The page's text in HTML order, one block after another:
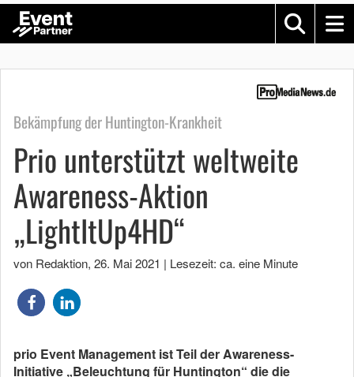
Bekämpfung der Huntington-Krankheit
Prio unterstützt weltweite
Awareness-Aktion
„LightItUp4HD“
von Redaktion, 26. Mai 2021 | Lesezeit: ca. eine Minute
prio Event Management ist Teil der Awareness-
Initiative „Beleuchtung für Huntington“ die die